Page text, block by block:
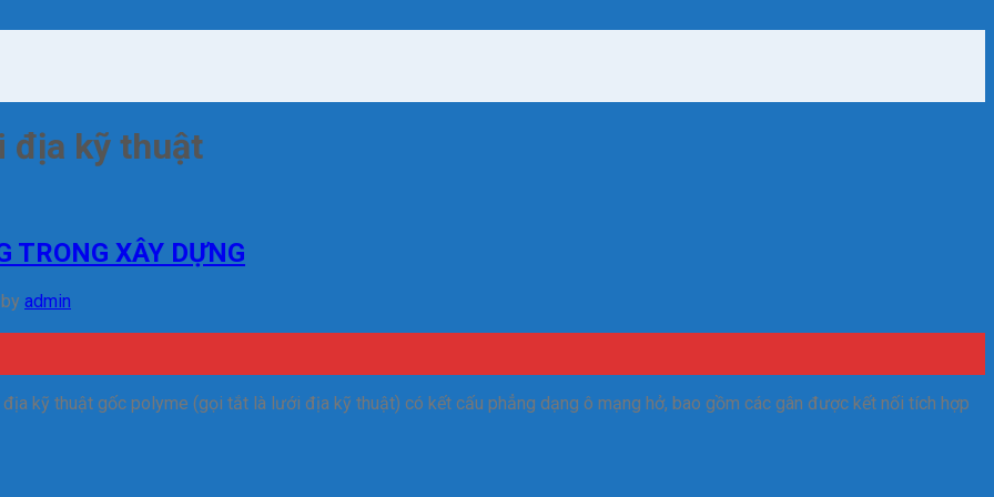
địa kỹ thuật
TRONG XÂY DỰNG
by admin
kỹ thuật gốc polyme (gọi tắt là lưới địa kỹ thuật) có kết cấu phẳng dạng ô mạng hở, bao gồm các gân được kết nối tích hợp